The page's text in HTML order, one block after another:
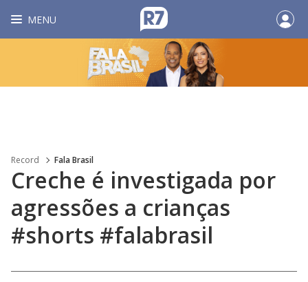
MENU
Record Fala Brasil
Creche é investigada por
agressões a crianças
#shorts #falabrasil